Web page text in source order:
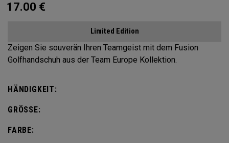
17.00 €
Limited Edition
Zeigen Sie souverän Ihren Teamgeist mit dem Fusion
Golfhandschuh aus der Team Europe Kollektion.
HÄNDIGKEIT:
GRÖSSE:
FARBE: